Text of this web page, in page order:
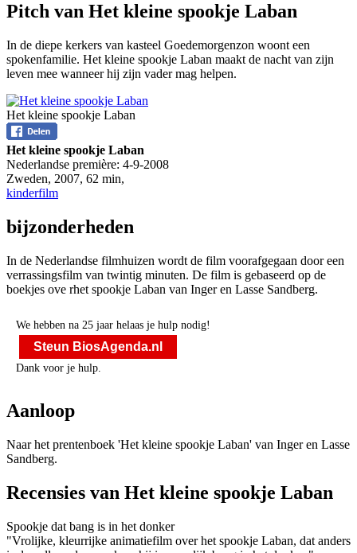
Pitch van Het kleine spookje Laban
In de diepe kerkers van kasteel Goedemorgenzon woont een
spokenfamilie. Het kleine spookje Laban maakt de nacht van zijn
leven mee wanneer hij zijn vader mag helpen.
Het kleine spookje Laban
Het kleine spookje Laban
Nederlandse première: 4-9-2008
Zweden, 2007, 62 min,
kinderfilm
bijzonderheden
In de Nederlandse filmhuizen wordt de film voorafgegaan door een
verrassingsfilm van twintig minuten. De film is gebaseerd op de
boekjes ove rhet spookje Laban van Inger en Lasse Sandberg.
We hebben na 25 jaar helaas je hulp nodig!
Steun BiosAgenda.nl
Dank voor je hulp.
Aanloop
Naar het prentenboek 'Het kleine spookje Laban' van Inger en Lasse
Sandberg.
Recensies van Het kleine spookje Laban
Spookje dat bang is in het donker
"Vrolijke, kleurrijke animatiefilm over het spookje Laban, dat anders